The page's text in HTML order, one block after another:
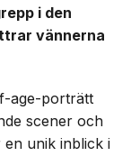
i den
vännerna
age-porträtt
scener och
en unik inblick i